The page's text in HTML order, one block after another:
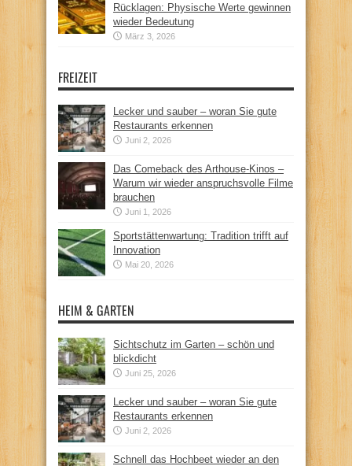
Rücklagen: Physische Werte gewinnen
wieder Bedeutung
März 3, 2026
FREIZEIT
Lecker und sauber – woran Sie gute
Restaurants erkennen
Juni 2, 2026
Das Comeback des Arthouse-Kinos –
Warum wir wieder anspruchsvolle Filme
brauchen
Juni 1, 2026
Sportstättenwartung: Tradition trifft auf
Innovation
Mai 20, 2026
HEIM & GARTEN
Sichtschutz im Garten – schön und
blickdicht
Juni 25, 2026
Lecker und sauber – woran Sie gute
Restaurants erkennen
Juni 2, 2026
Schnell das Hochbeet wieder an den